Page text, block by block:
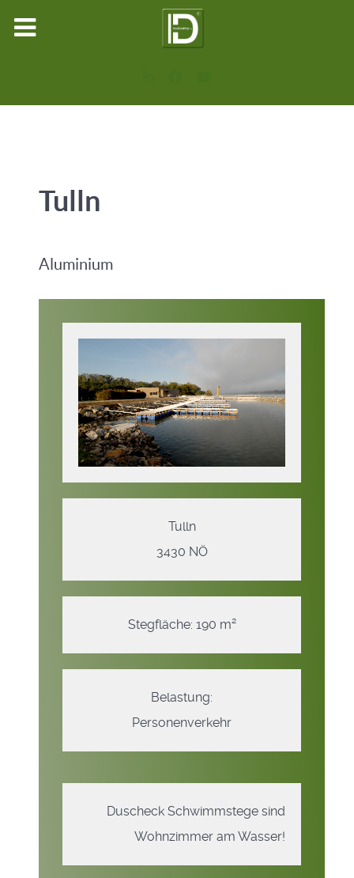
Tulln
Aluminium
Tulln
3430 NÖ
Stegfläche: 190 m²
Belastung:
Personenverkehr
Duscheck Schwimmstege sind
Wohnzimmer am Wasser!